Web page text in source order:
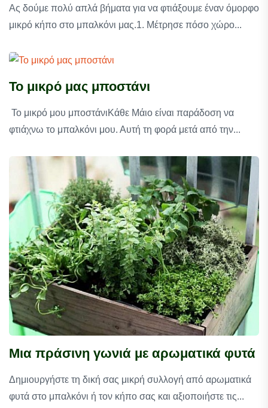
Ας δούμε πολύ απλά βήματα για να φτιάξουμε έναν όμορφο
μικρό κήπο στο μπαλκόνι μας.1. Μέτρησε πόσο χώρο...
Το μικρό μας μποστάνι
Το μικρό μου μποστάνιΚάθε Μάιο είναι παράδοση να
φτιάχνω το μπαλκόνι μου. Αυτή τη φορά μετά από την...
Μια πράσινη γωνιά με αρωματικά φυτά
Δημιουργήστε τη δική σας μικρή συλλογή από αρωματικά
φυτά στο μπαλκόνι ή τον κήπο σας και αξιοποιήστε τις...